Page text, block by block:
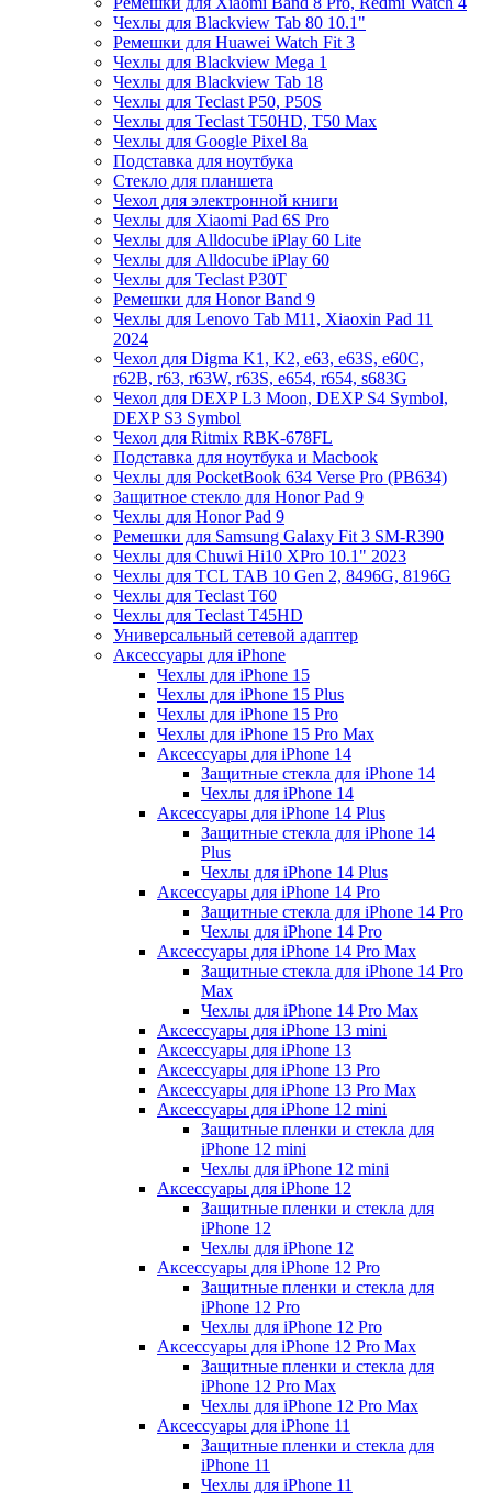
Чехлы для Blackview Tab 80 10.1"
Ремешки для Huawei Watch Fit 3
Чехлы для Blackview Mega 1
Чехлы для Blackview Tab 18
Чехлы для Teclast P50, P50S
Чехлы для Teclast T50HD, T50 Max
Чехлы для Google Pixel 8a
Подставка для ноутбука
Стекло для планшета
Чехол для электронной книги
Чехлы для Xiaomi Pad 6S Pro
Чехлы для Alldocube iPlay 60 Lite
Чехлы для Alldocube iPlay 60
Чехлы для Teclast P30T
Ремешки для Honor Band 9
Чехлы для Lenovo Tab M11, Xiaoxin Pad 11
2024
Чехол для Digma K1, K2, e63, e63S, e60C,
r62B, r63, r63W, r63S, e654, r654, s683G
Чехол для DEXP L3 Moon, DEXP S4 Symbol,
DEXP S3 Symbol
Чехол для Ritmix RBK-678FL
Подставка для ноутбука и Macbook
Чехлы для PocketBook 634 Verse Pro (PB634)
Защитное стекло для Honor Pad 9
Чехлы для Honor Pad 9
Ремешки для Samsung Galaxy Fit 3 SM-R390
Чехлы для Chuwi Hi10 XPro 10.1" 2023
Чехлы для TCL TAB 10 Gen 2, 8496G, 8196G
Чехлы для Teclast T60
Чехлы для Teclast T45HD
Универсальный сетевой адаптер
Аксессуары для iPhone
Чехлы для iPhone 15
Чехлы для iPhone 15 Plus
Чехлы для iPhone 15 Pro
Чехлы для iPhone 15 Pro Max
Аксессуары для iPhone 14
Защитные стекла для iPhone 14
Чехлы для iPhone 14
Аксессуары для iPhone 14 Plus
Защитные стекла для iPhone 14
Plus
Чехлы для iPhone 14 Plus
Аксессуары для iPhone 14 Pro
Защитные стекла для iPhone 14 Pro
Чехлы для iPhone 14 Pro
Аксессуары для iPhone 14 Pro Max
Защитные стекла для iPhone 14 Pro
Max
Чехлы для iPhone 14 Pro Max
Аксессуары для iPhone 13 mini
Аксессуары для iPhone 13
Аксессуары для iPhone 13 Pro
Аксессуары для iPhone 13 Pro Max
Аксессуары для iPhone 12 mini
Защитные пленки и стекла для
iPhone 12 mini
Чехлы для iPhone 12 mini
Аксессуары для iPhone 12
Защитные пленки и стекла для
iPhone 12
Чехлы для iPhone 12
Аксессуары для iPhone 12 Pro
Защитные пленки и стекла для
iPhone 12 Pro
Чехлы для iPhone 12 Pro
Аксессуары для iPhone 12 Pro Max
Защитные пленки и стекла для
iPhone 12 Pro Max
Чехлы для iPhone 12 Pro Max
Аксессуары для iPhone 11
Защитные пленки и стекла для
iPhone 11
Чехлы для iPhone 11